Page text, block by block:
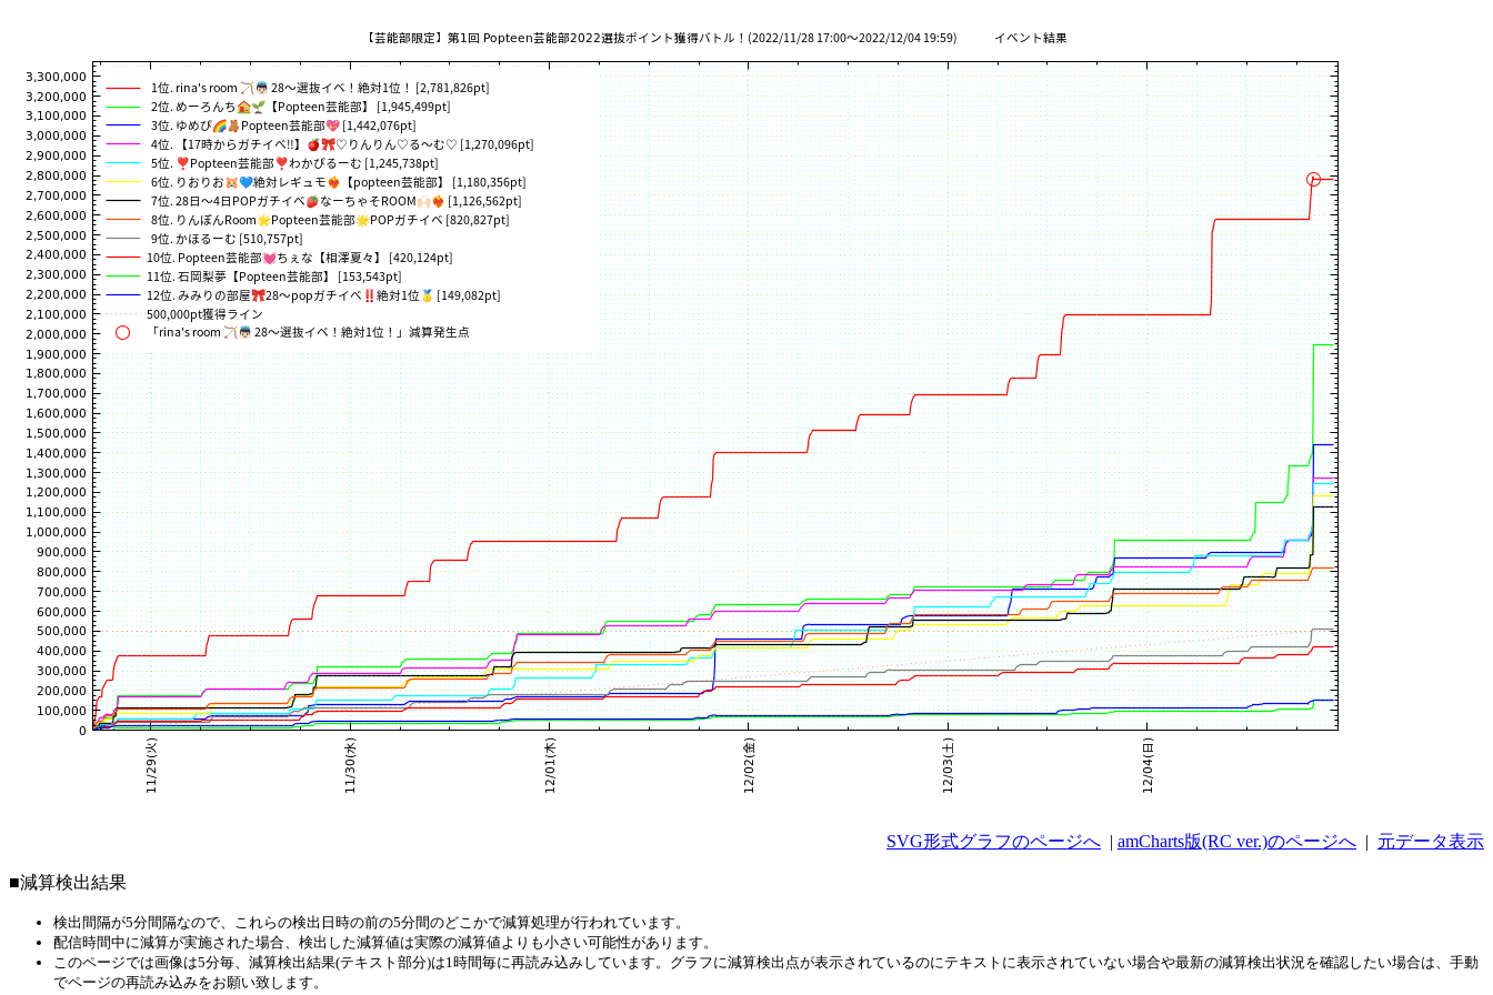
SVG形式グラフのページへ | amCharts版(RC ver.)のページへ | 元データ表示
■減算検出結果
検出間隔が5分間隔なので、これらの検出日時の前の5分間のどこかで減算処理が行われています。
配信時間中に減算が実施された場合、検出した減算値は実際の減算値よりも小さい可能性があります。
このページでは画像は5分毎、減算検出結果(テキスト部分)は1時間毎に再読み込みしています。グラフに減算検出点が表示されているのにテキストに表示されていない場合や最新の減算検出状況を確認したい場合は、手動
でページの再読み込みをお願い致します。